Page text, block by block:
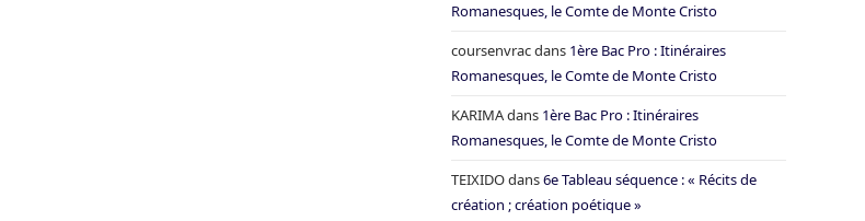
Romanesques, le Comte de Monte Cristo
coursenvracdans 1ère Bac Pro : Itinéraires
Romanesques, le Comte de Monte Cristo
KARIMAdans 1ère Bac Pro : Itinéraires
Romanesques, le Comte de Monte Cristo
TEIXIDOdans6e Tableau séquence : « Récits de
création ; création poétique »